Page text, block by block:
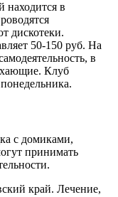
находится в
дискотеки.
50-150 руб. На
в
Клуб
с домиками,
принимать